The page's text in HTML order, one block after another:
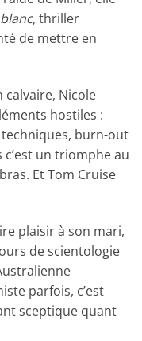
, thriller
de mettre en
calvaire, Nicole
hostiles :
burn-out
un triomphe au
Et Tom Cruise
plaisir à son mari,
de scientologie
parfois, c’est
sceptique quant